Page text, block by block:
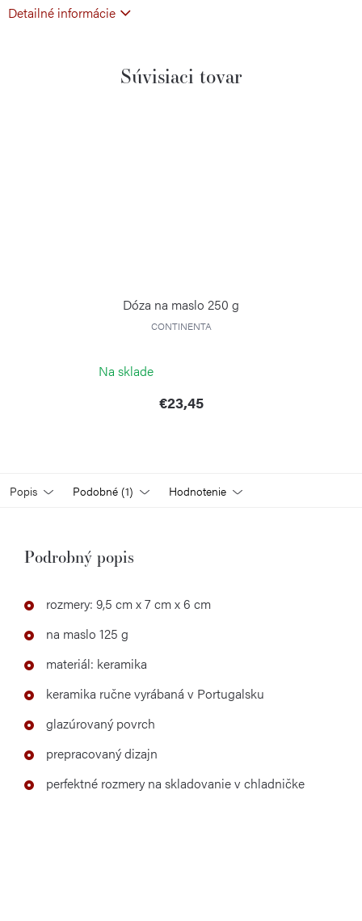
Detailné informácie
Súvisiaci tovar
Dóza na maslo 250 g
CONTINENTA
Na sklade
€23,45
Popis Podobné (1) Hodnotenie
Podrobný popis
rozmery: 9,5 cm x 7 cm x 6 cm
na maslo 125 g
materiál: keramika
keramika ručne vyrábaná v Portugalsku
glazúrovaný povrch
prepracovaný dizajn
perfektné rozmery na skladovanie v chladničke